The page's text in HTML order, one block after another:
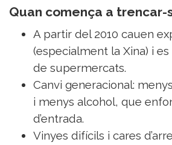
Quan comença a
A partir del 2010 cauen
(especialment la Xina) i
de supermercats.
Canvi generacional:
i menys alcohol, que
d’entrada.
Vinyes difícils i cares